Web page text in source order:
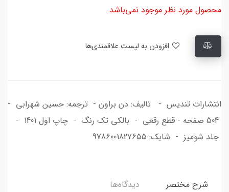
محصول مورد نظر موجود نمی‌باشد.
انتشارات تندیس - تالیف: دن براون - ترجمه: حسین شهرابی -
504 صفحه - قطع رقعی - بالکی تک رنگ - چاپ اول 1401 -
جلد شومیز - شابک: 9786001827655
شرح مختصر دیدگاه‌ها